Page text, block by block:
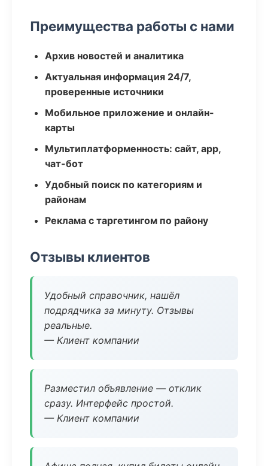
Преимущества работы с нами
Архив новостей и аналитика
Актуальная информация 24/7,
проверенные источники
Мобильное приложение и онлайн-
карты
Мультиплатформенность: сайт, app,
чат-бот
Удобный поиск по категориям и
районам
Реклама с таргетингом по району
Отзывы клиентов
Удобный справочник, нашёл
подрядчика за минуту. Отзывы
реальные.
— Клиент компании
Разместил объявление — отклик
сразу. Интерфейс простой.
— Клиент компании